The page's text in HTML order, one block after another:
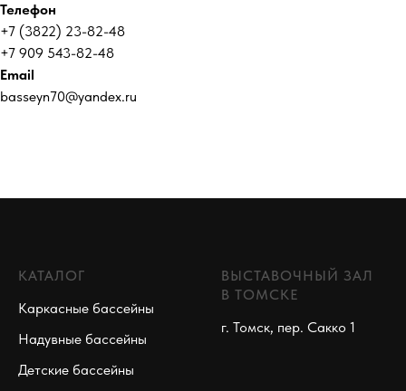
Телефон
+7 (3822) 23-82-48
+7 909 543-82-48
Email
basseyn70@yandex.ru
КАТАЛОГ
Каркасные бассейны
Надувные бассейны
Детские бассейны
ВЫСТАВОЧНЫЙ ЗАЛ
В ТОМСКЕ
г. Томск, пер. Сакко 1